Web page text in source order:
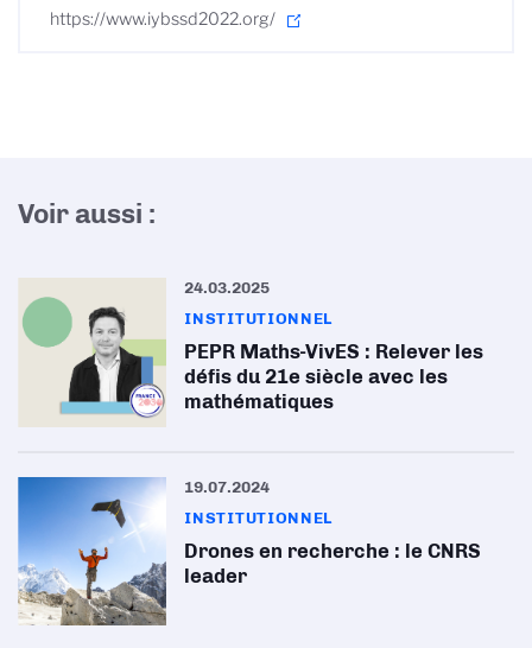
https://www.iybssd2022.org/
Voir aussi :
24.03.2025
INSTITUTIONNEL
PEPR Maths-VivES : Relever les
défis du 21e siècle avec les
mathématiques
19.07.2024
INSTITUTIONNEL
Drones en recherche : le CNRS
leader